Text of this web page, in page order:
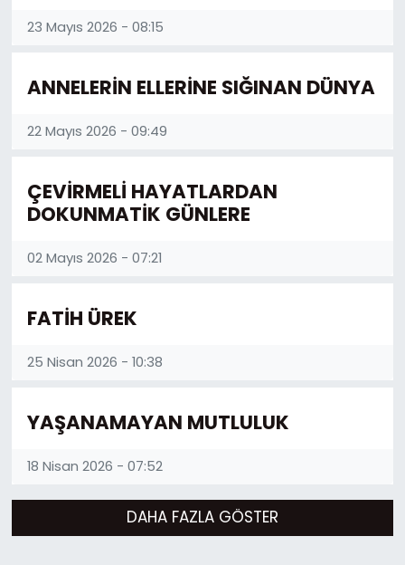
23 Mayıs 2026 - 08:15
ANNELERİN ELLERİNE SIĞINAN DÜNYA
22 Mayıs 2026 - 09:49
ÇEVİRMELİ HAYATLARDAN
DOKUNMATİK GÜNLERE
02 Mayıs 2026 - 07:21
FATİH ÜREK
25 Nisan 2026 - 10:38
YAŞANAMAYAN MUTLULUK
18 Nisan 2026 - 07:52
DAHA FAZLA GÖSTER